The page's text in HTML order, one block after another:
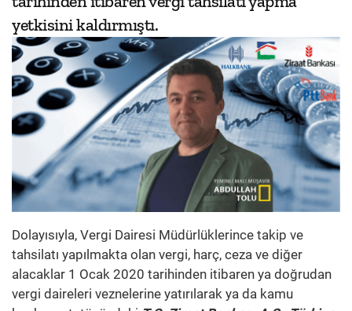
yetkisini kaldırmıştı.
Dolayısıyla, Vergi Dairesi Müdürlüklerince takip ve
tahsilatı yapılmakta olan vergi, harç, ceza ve diğer
alacaklar 1 Ocak 2020 tarihinden itibaren ya doğrudan
vergi daireleri veznelerine yatırılarak ya da kamu